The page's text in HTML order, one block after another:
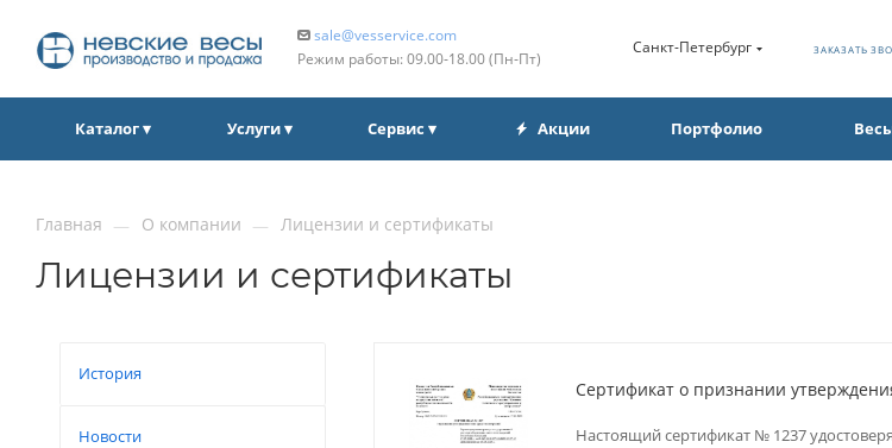
sale@vesservice.com
Режим работы: 09.00‑18.00 (Пн‑Пт)
Санкт-Петербург ЗАКАЗАТЬ
Каталог ▾ Услуги ▾ Сервис ▾ Акции Портфолио
Главная — О компании — Лицензии и сертификаты
Лицензии и сертификаты
Сертификат о признании
Настоящий сертификат № 1237
История
Новости